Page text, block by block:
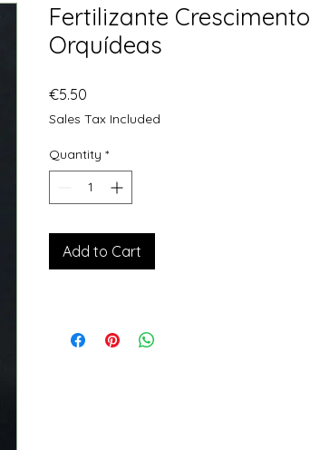
Fertilizante Crescimento
Orquídeas
€5.50
Sales Tax Included
Quantity *
Add to Cart